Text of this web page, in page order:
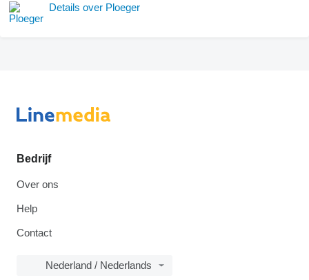
Details over Ploeger
Bedrijf
Over ons
Help
Contact
Nederland / Nederlands